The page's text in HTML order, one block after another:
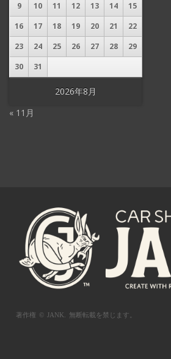
2026年8月
9
10 11 12 13 14
15
16
17 18 19 20 21
22
23
24 25 26 27 28
29
30
31
« 11月
著作権 © JANK. 無断転載を禁じます。